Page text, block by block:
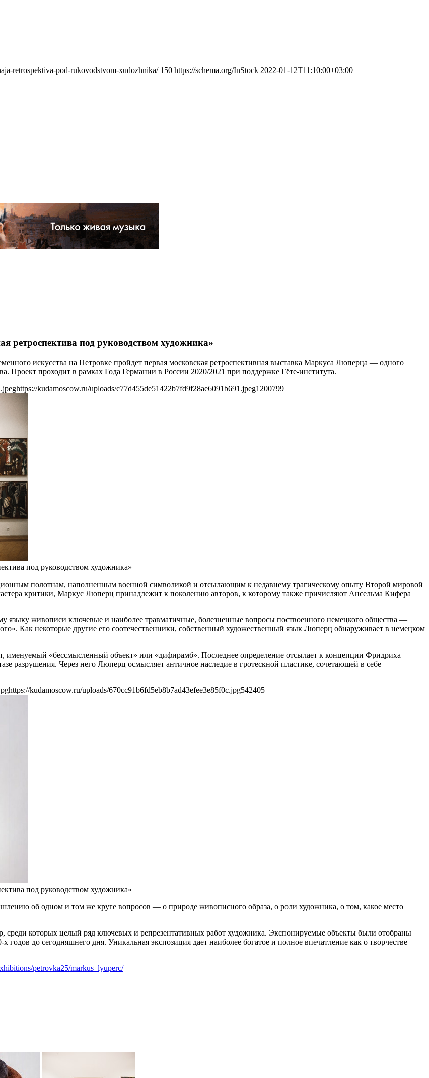
retrospektiva-pod-rukovodstvom-xudozhnika/ 150 https://schema.org/InStock 2022-01-12T11:10:00+03:00
под руководством художника»
искусства на Петровке пройдет первая московская ретроспективная выставка Маркуса Люперца — одного
Проект проходит в рамках Года Германии в России 2020/2021 при поддержке Гёте-института.
https://kudamoscow.ru/uploads/c77d455de51422b7fd9f28ae6091b691.jpeg1200799
под руководством художника»
полотнам, наполненным военной символикой и отсылающим к недавнему трагическому опыту Второй мировой
критики, Маркус Люперц принадлежит к поколению авторов, к которому также причисляют Ансельма Кифера
живописи ключевые и наиболее травматичные, болезненные вопросы поствоенного немецкого общества —
Как некоторые другие его соотечественники, собственный художественный язык Люперц обнаруживает в немецком
именуемый «бессмысленный объект» или «дифирамб». Последнее определение отсылает к концепции Фридриха
разрушения. Через него Люперц осмысляет античное наследие в гротескной пластике, сочетающей в себе
https://kudamoscow.ru/uploads/670cc91b6fd5eb8b7ad43efee3e85f0c.jpg542405
под руководством художника»
об одном и том же круге вопросов — о природе живописного образа, о роли художника, о том, какое место
которых целый ряд ключевых и репрезентативных работ художника. Экспонируемые объекты были отобраны
до сегодняшнего дня. Уникальная экспозиция дает наиболее богатое и полное впечатление как о творчестве
petrovka25/markus_lyuperc/